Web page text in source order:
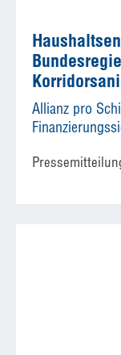
Allianz pro